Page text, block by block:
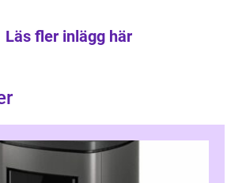
Läs fler inlägg här